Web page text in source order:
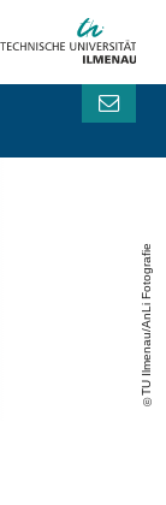
TU Ilmenau/AnLi Fotografie